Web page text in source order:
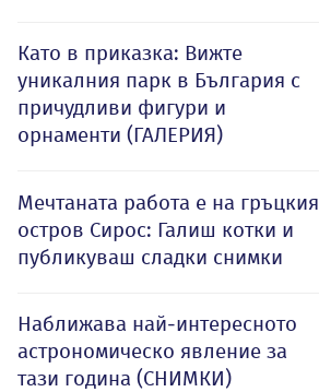
Като в приказка: Вижте
уникалния парк в България с
причудливи фигури и
орнаменти (ГАЛЕРИЯ)
Мечтаната работа е на гръцкия
остров Сирос: Галиш котки и
публикуваш сладки снимки
Наближава най-интересното
астрономическо явление за
тази година (СНИМКИ)